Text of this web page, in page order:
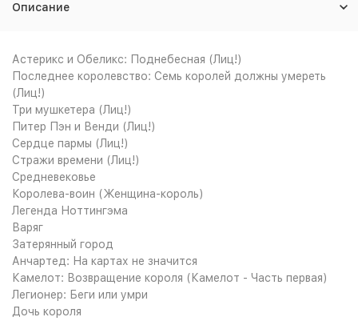
Описание
Астерикс и Обеликс: Поднебесная (Лиц!)
Последнее королевство: Семь королей должны умереть
(Лиц!)
Три мушкетера (Лиц!)
Питер Пэн и Венди (Лиц!)
Сердце пармы (Лиц!)
Стражи времени (Лиц!)
Средневековье
Королева-воин (Женщина-король)
Легенда Ноттингэма
Варяг
Затерянный город
Анчартед: На картах не значится
Камелот: Возвращение короля (Камелот - Часть первая)
Легионер: Беги или умри
Дочь короля